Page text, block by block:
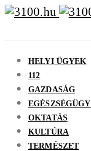
HELYI ÜGYEK
112
GAZDASÁG
EGÉSZSÉGÜGY
OKTATÁS
KULTÚRA
TERMÉSZET